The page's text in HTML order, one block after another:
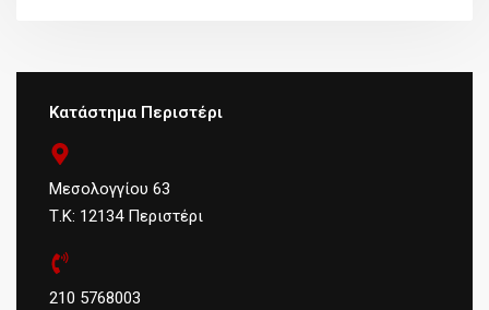
Κατάστημα Περιστέρι
Μεσολογγίου 63
Τ.Κ: 12134 Περιστέρι
210 5768003